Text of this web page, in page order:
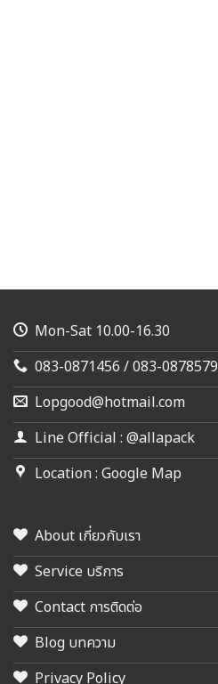
Mon-Sat 10.00-16.30
083-0871456 / 083-0878579
Lopgood@hotmail.com
Line Official : @allapack
Location : Google Map
About เกี่ยวกับเรา
Service บริการ
Contact การติดต่อ
Blog บทความ
Privacy Policy